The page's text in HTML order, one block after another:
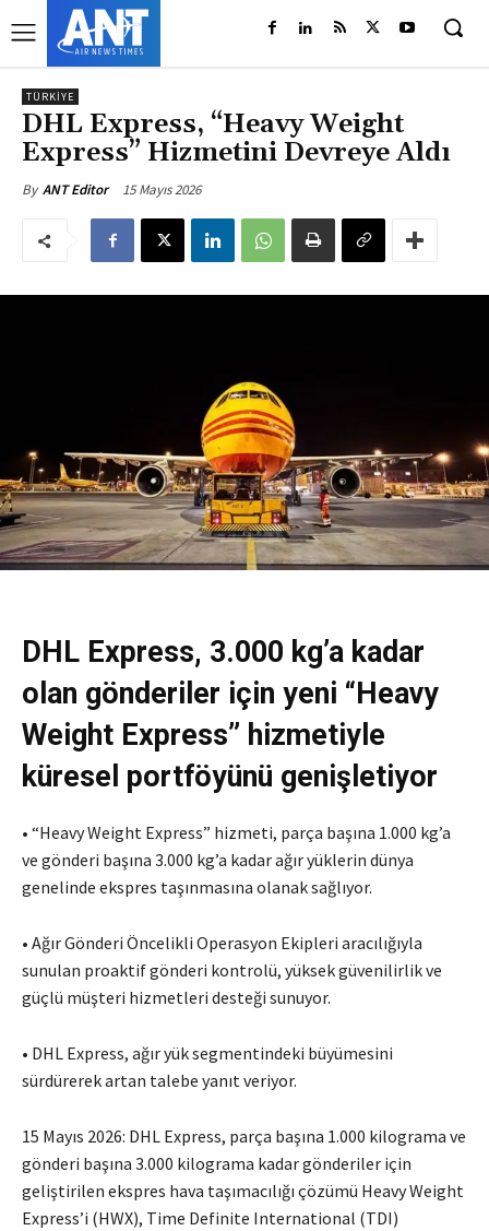
TÜRKIYE
DHL Express, “Heavy Weight
Express” Hizmetini Devreye Aldı
By ANT Editor 15 Mayıs 2026
DHL Express, 3.000 kg’a kadar
olan gönderiler için yeni “Heavy
Weight Express” hizmetiyle
küresel portföyünü genişletiyor
• “Heavy Weight Express” hizmeti, parça başına 1.000 kg’a
ve gönderi başına 3.000 kg’a kadar ağır yüklerin dünya
genelinde ekspres taşınmasına olanak sağlıyor.
• Ağır Gönderi Öncelikli Operasyon Ekipleri aracılığıyla
sunulan proaktif gönderi kontrolü, yüksek güvenilirlik ve
güçlü müşteri hizmetleri desteği sunuyor.
• DHL Express, ağır yük segmentindeki büyümesini
sürdürerek artan talebe yanıt veriyor.
15 Mayıs 2026: DHL Express, parça başına 1.000 kilograma ve
gönderi başına 3.000 kilograma kadar gönderiler için
geliştirilen ekspres hava taşımacılığı çözümü Heavy Weight
Express’i (HWX), Time Definite International (TDI)